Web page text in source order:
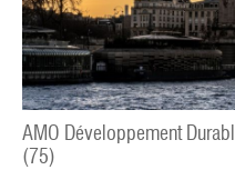
AMO Développement
(75)